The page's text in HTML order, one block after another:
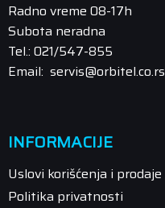
Radno vreme 08-17h
Subota neradna
Tel.: 021/547-855
Email: servis@orbitel.co.rs
INFORMACIJE
Uslovi korišćenja i prodaje
Politika privatnosti